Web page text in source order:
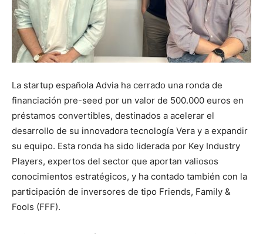
La startup española Advia ha cerrado una ronda de
financiación pre-seed por un valor de 500.000 euros en
préstamos convertibles, destinados a acelerar el
desarrollo de su innovadora tecnología Vera y a expandir
su equipo. Esta ronda ha sido liderada por Key Industry
Players, expertos del sector que aportan valiosos
conocimientos estratégicos, y ha contado también con la
participación de inversores de tipo Friends, Family &
Fools (FFF).